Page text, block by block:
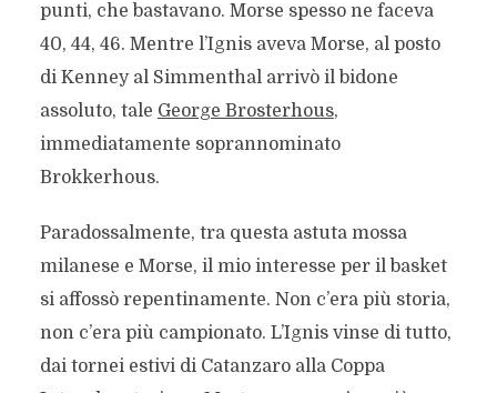
punti, che bastavano. Morse spesso ne faceva
40, 44, 46. Mentre l’Ignis aveva Morse, al posto
di Kenney al Simmenthal arrivò il bidone
assoluto, tale George Brosterhous,
immediatamente soprannominato
Brokkerhous.
Paradossalmente, tra questa astuta mossa
milanese e Morse, il mio interesse per il basket
si affossò repentinamente. Non c’era più storia,
non c’era più campionato. L’Ignis vinse di tutto,
dai tornei estivi di Catanzaro alla Coppa